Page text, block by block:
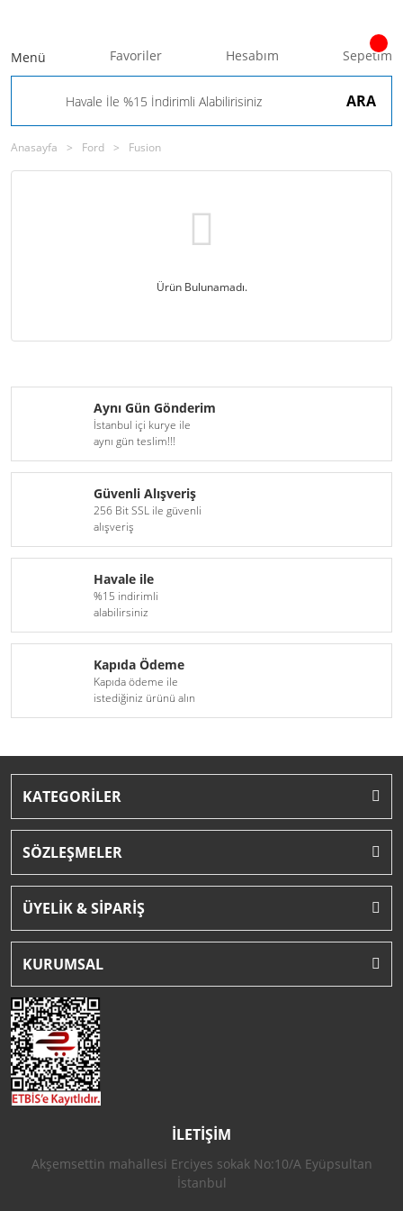
ARA
Menü Favoriler Hesabım Sepetim
Anasayfa Ford Fusion
Ürün Bulunamadı.
Aynı Gün Gönderim
İstanbul içi kurye ile
aynı gün teslim!!!
Güvenli Alışveriş
256 Bit SSL ile güvenli
alışveriş
Havale ile
%15 indirimli
alabilirsiniz
Kapıda Ödeme
Kapıda ödeme ile
istediğiniz ürünü alın
KATEGORİLER
SÖZLEŞMELER
ÜYELİK & SİPARİŞ
KURUMSAL
İLETİŞİM
Akşemsettin mahallesi Erciyes sokak No:10/A Eyüpsultan
İstanbul